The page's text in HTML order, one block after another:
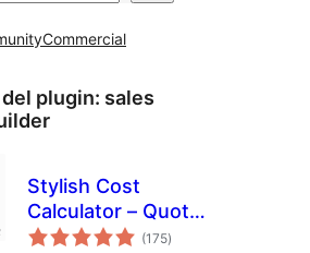
Commercial
plugin: sales
Stylish Cost
Calculator – Quote
Generator, Lead
(175total
de
)